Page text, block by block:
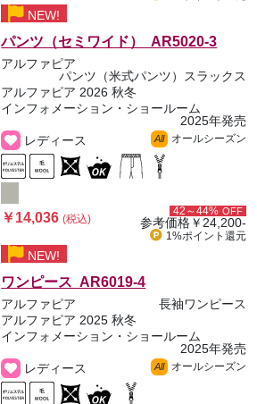
NEW!
パンツ（セミワイド） AR5020-3
アルファピア
パンツ（米式パンツ）スラックス
アルファピア 2026 秋冬
インフォメーション・ショールーム
2025年発売
レディース
All オールシーズン
￥14,036(税込)
42～44% OFF
参考価格￥24,200-
1%ポイント 還元
NEW!
ワンピース AR6019-4
アルファピア
長袖ワンピース
アルファピア 2025 秋冬
インフォメーション・ショールーム
2025年発売
レディース
All オールシーズン